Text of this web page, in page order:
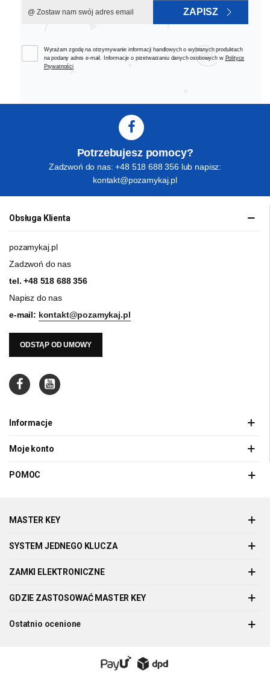
ZAPISZ
Wyrażam zgodę na otrzymywanie informacji handlowych o wybranych produktach
na podany adres e-mail. Informacje o przetwarzaniu danych osobowych w Polityce
Prywatności
Potrzebujesz pomocy?
Zadzwoń do nas: +48 518 688 356 lub napisz:
kontakt@pozamykaj.pl
Obsługa Klienta
pozamykaj.pl
Zadzwoń do nas
tel.+48 518 688 356
Napisz do nas
e-mail: kontakt@pozamykaj.pl
ODSTĄP OD UMOWY
Informacje
Moje konto
POMOC
MASTER KEY
SYSTEM JEDNEGO KLUCZA
ZAMKI ELEKTRONICZNE
GDZIE ZASTOSOWAĆ MASTER KEY
Ostatnio ocenione